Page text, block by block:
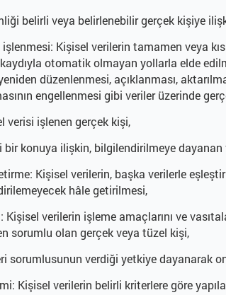
belirli veya belirlenebilir gerçek kişiye
Kişisel verilerin tamamen veya
otomatik olmayan yollarla elde
düzenlenmesi, açıklanması,
engellenmesi gibi veriler üzerinde
verisi işlenen gerçek kişi,
bir konuya ilişkin, bilgilendirilmeye dayanan
Kişisel verilerin, başka verilerle
hâle getirilmesi,
verilerin işleme amaçlarını ve
sorumlu olan gerçek veya tüzel kişi,
sorumlusunun verdiği yetkiye dayanarak
Kişisel verilerin belirli kriterlere göre